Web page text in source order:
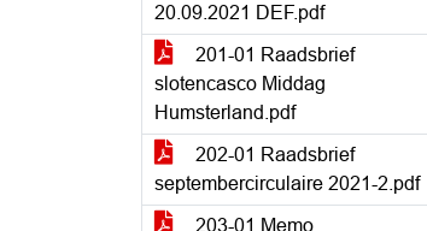
20.09.2021 DEF.pdf
201-01 Raadsbrief
slotencasco Middag
Humsterland.pdf
202-01 Raadsbrief
septembercirculaire 2021-2.pdf
203-01 Memo